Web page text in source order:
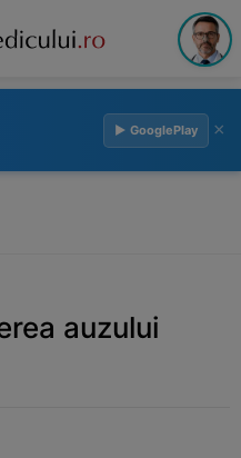
▶ GooglePlay ×
auzului